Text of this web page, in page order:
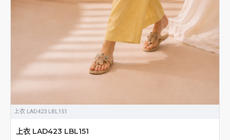
上衣 LAD423 LBL151
上衣 LAD423 LBL151